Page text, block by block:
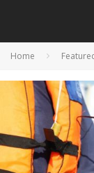
Home